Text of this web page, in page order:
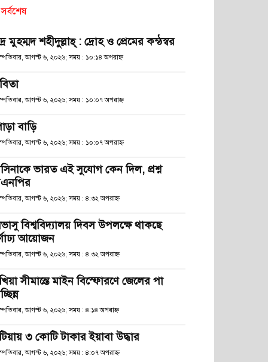
সর্বশেষ
মুহম্মদ শহীদুল্লাহ্ : দ্রোহ ও প্রেমের কন্ঠস্বর
আগস্ট ৬, ২০২৬; সময় : ১০:১৪ অপরাহ্ণ
আগস্ট ৬, ২০২৬; সময় : ১০:০৭ অপরাহ্ণ
বাড়ি
আগস্ট ৬, ২০২৬; সময় : ১০:০৭ অপরাহ্ণ
ভারত এই সুযোগ কেন দিল, প্রশ্ন
আগস্ট ৬, ২০২৬; সময় : ৪:৩২ অপরাহ্ণ
বিশ্ববিদ্যালয় দিবস উপলক্ষে থাকছে
আয়োজন
আগস্ট ৬, ২০২৬; সময় : ৪:৩২ অপরাহ্ণ
সীমান্তে মাইন বিস্ফোরণে জেলের পা
আগস্ট ৬, ২০২৬; সময় : ৪:১৪ অপরাহ্ণ
৩ কোটি টাকার ইয়াবা উদ্ধার
আগস্ট ৬, ২০২৬; সময় : ৪:০৭ অপরাহ্ণ